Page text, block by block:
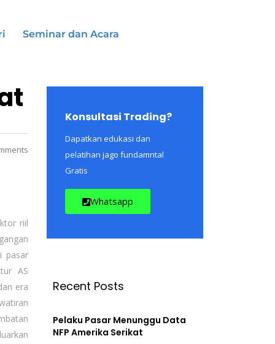
Seminar dan Acara
riil
pasar
AS
era
Konsultasi Trading?
Dapatkan edukasi dan
pelatihan jago fundamntal
Gratis
Whatsapp
Recent Posts
Pelaku Pasar Menunggu Data
NFP Amerika Serikat